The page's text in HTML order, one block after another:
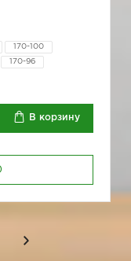
170-100
170-96
В корзину